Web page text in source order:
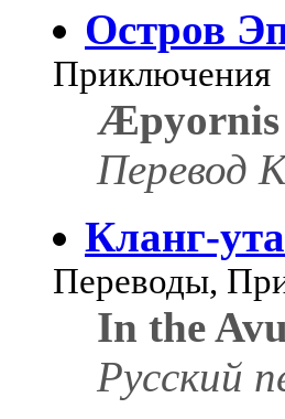
Остров
Приключения
Æpyornis
Перевод
Кланг-
Переводы,
In the
Русский